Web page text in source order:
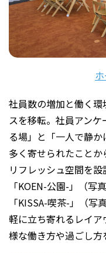
社員数の増加と働く
スを移転。社員アン
る場」と「一人で静
多く寄せられたこと
リフレッシュ空間を
「KOEN-公園-」（写
「KISSA-喫茶-」（
軽に立ち寄れるレイ
様な働き方や過ごし方